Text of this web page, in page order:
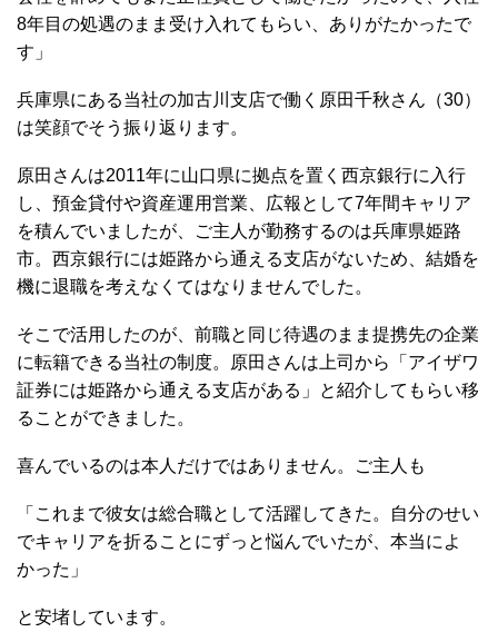
8年目の処遇のまま受け入れてもらい、ありがたかったで
す」
兵庫県にある当社の加古川支店で働く原田千秋さん（30）
は笑顔でそう振り返ります。
原田さんは2011年に山口県に拠点を置く西京銀行に入行
し、預金貸付や資産運用営業、広報として7年間キャリア
を積んでいましたが、ご主人が勤務するのは兵庫県姫路
市。西京銀行には姫路から通える支店がないため、結婚を
機に退職を考えなくてはなりませんでした。
そこで活用したのが、前職と同じ待遇のまま提携先の企業
に転籍できる当社の制度。原田さんは上司から「アイザワ
証券には姫路から通える支店がある」と紹介してもらい移
ることができました。
喜んでいるのは本人だけではありません。ご主人も
「これまで彼女は総合職として活躍してきた。自分のせい
でキャリアを折ることにずっと悩んでいたが、本当によ
かった」
と安堵しています。